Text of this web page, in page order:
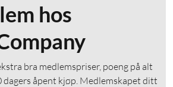
hos
bra medlemspriser, poeng på alt
dagers åpent kjøp. Medlemskapet ditt